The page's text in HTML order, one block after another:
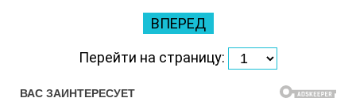
ВПЕРЕД
Перейти на страницу: